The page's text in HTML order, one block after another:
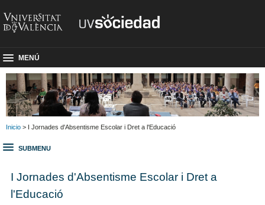
MENÚ
Inicio > I Jornades d'Absentisme Escolar i Dret a l'Educació
SUBMENU
I Jornades d'Absentisme Escolar i Dret a
l'Educació